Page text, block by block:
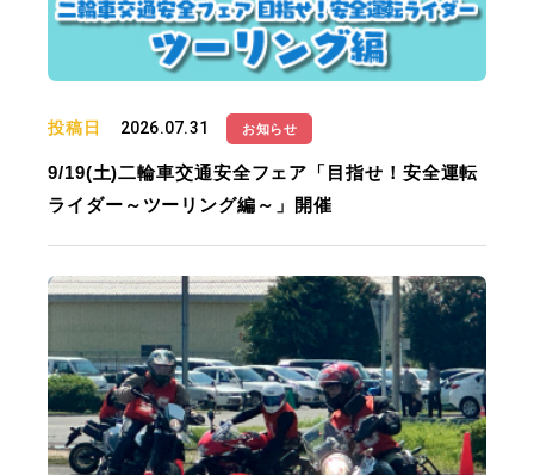
投稿日 2026.07.31 お知らせ
9/19(土)二輪車交通安全フェア「目指せ！安全運転
ライダー～ツーリング編～」開催